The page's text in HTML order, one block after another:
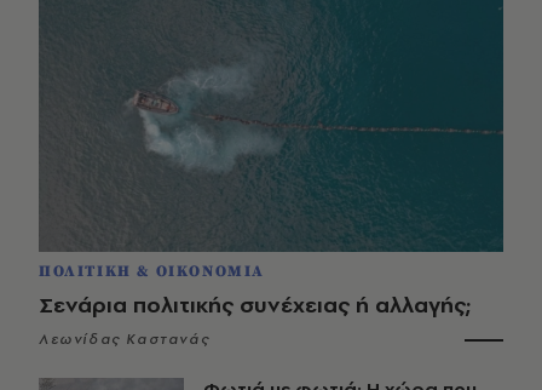
ΠΟΛΙΤΙΚΗ & ΟΙΚΟΝΟΜΙΑ
Σενάρια πολιτικής συνέχειας ή αλλαγής;
Λεωνίδας Καστανάς